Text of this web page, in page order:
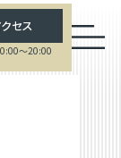
セス
～20:00